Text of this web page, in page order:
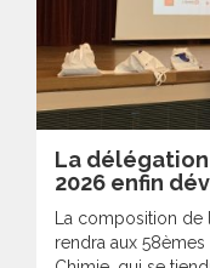
La
2026 enfin
La composition
rendra aux